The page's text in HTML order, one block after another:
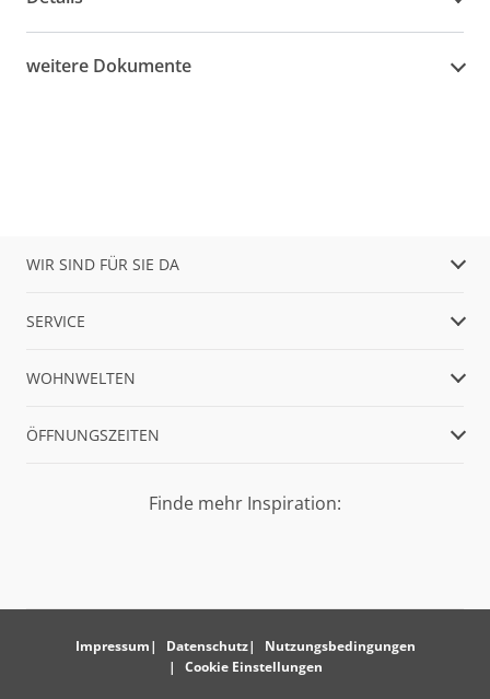
weitere Dokumente
WIR SIND FÜR SIE DA
SERVICE
WOHNWELTEN
ÖFFNUNGSZEITEN
Finde mehr Inspiration:
Impressum Datenschutz
Nutzungsbedingungen
Cookie Einstellungen